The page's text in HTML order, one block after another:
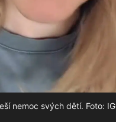
nemoc svých dětí. Foto: IG